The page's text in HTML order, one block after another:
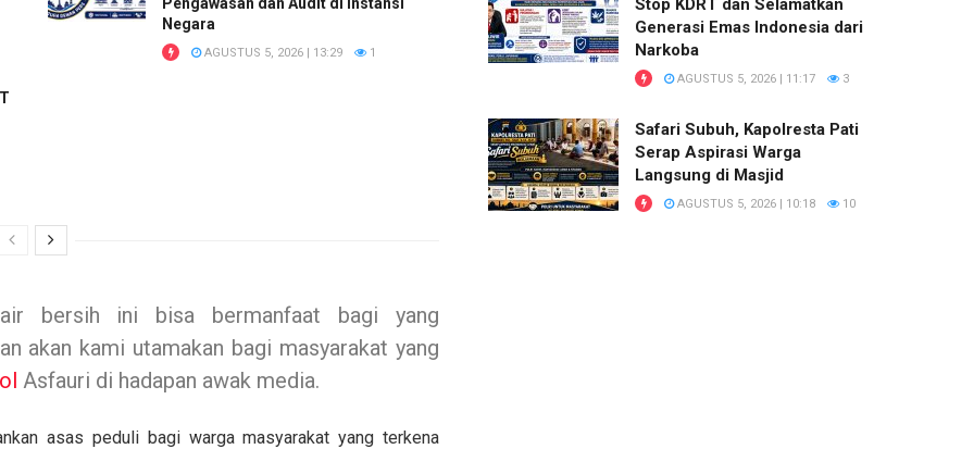
Negara
AGUSTUS 5, 2026 | 13:29 1
air bersih ini bisa bermanfaat bagi yang
akan kami utamakan bagi masyarakat yang
Asfauri di hadapan awak media.
asas peduli bagi warga masyarakat yang terkena
Stop KDRT dan Selamatkan
Generasi Emas Indonesia dari
Narkoba
AGUSTUS 5, 2026 | 11:17 3
Safari Subuh, Kapolresta Pati
Serap Aspirasi Warga
Langsung di Masjid
AGUSTUS 5, 2026 | 10:18 10